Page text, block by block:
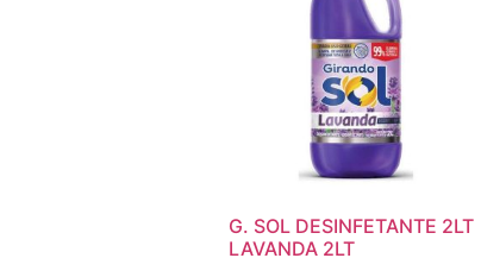
G. SOL DESINFETANTE 2LT
LAVANDA 2LT